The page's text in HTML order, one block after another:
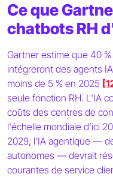
Ce que
chatbots RH
Gartner estime que 40
intégreront des agents
moins de 5 % en 2025
seule fonction RH. L'IA
coûts des centres de
l'échelle mondiale d'ici
2029, l'IA agentique —
autonomes — devrait
courantes de service